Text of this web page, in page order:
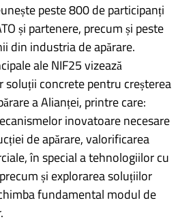
peste 800 de participanți
și partenere, precum și peste
din industria de apărare.
ale NIF25 vizează
soluții concrete pentru creșterea
a Alianței, printre care:
inovatoare necesare
de apărare, valorificarea
în special a tehnologiilor cu
și explorarea soluțiilor
fundamental modul de